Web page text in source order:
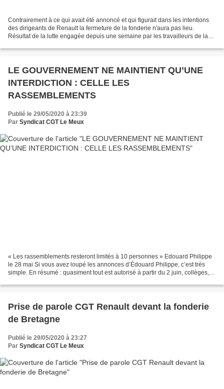
Contrairement à ce qui avait été annoncé et qui figurait dans les intentions
des dirigeants de Renault la fermeture de la fonderie n'aura pas lieu.
Résultat de la lutte engagée depuis une semaine par les travailleurs de la
LE GOUVERNEMENT NE MAINTIENT QU’UNE
INTERDICTION : CELLE LES
RASSEMBLEMENTS
Publié le 29/05/2020 à 23:39
Par Syndicat CGT Le Meux
« Les rassemblements resteront limités à 10 personnes » Edouard Philippe
le 28 mai Si vous avez loupé les annonces d’Édouard Philippe, c’est très
simple. En résumé : quasiment tout est autorisé à partir du 2 juin, collèges,
Prise de parole CGT Renault devant la fonderie
de Bretagne
Publié le 29/05/2020 à 23:27
Par Syndicat CGT Le Meux